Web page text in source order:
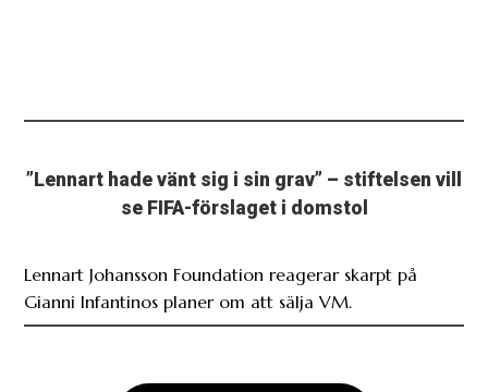
”Lennart hade vänt sig i sin grav” – stiftelsen vill
se FIFA-förslaget i domstol
Lennart Johansson Foundation reagerar skarpt på
Gianni Infantinos planer om att sälja VM.